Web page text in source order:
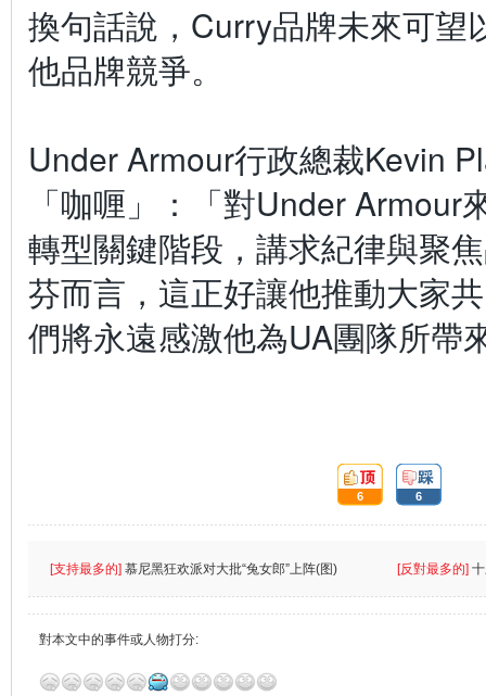
換句話說，Curry品牌未來可望
他品牌競爭。
Under Armour行政總裁Kevin
「咖喱」：「對Under Armour
轉型關鍵階段，講求紀律與聚
芬而言，這正好讓他推動大家
們將永遠感激他為UA團隊所帶
頂:
6
踩:
6
[支持最多的] 慕尼黑狂欢派对大批“兔女郎”上阵(图) [反對最多的]
對本文中的事件或人物打分: